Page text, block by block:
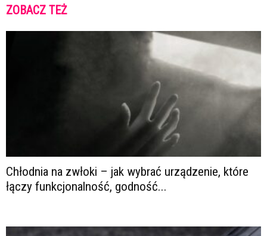
ZOBACZ TEŻ
Chłodnia na zwłoki – jak wybrać urządzenie, które
łączy funkcjonalność, godność...